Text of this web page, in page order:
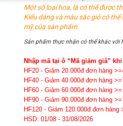
Một số loại hoa, lá có thể được
Kiểu dáng và màu sắc giỏ có
mỹ của sản phẩm.
Sản phẩm thực nhận có thể khác
Nhập mã tại ô “Mã giảm giá”
HF20 - Giảm 20.000đ đơn hàng
HF40 - Giảm 40.000đ đơn hàng
HF60 - Giảm 60.000đ đơn hàng
HF90 - Giảm 90.000đ đơn hàng
HF120 - Giảm 120.000đ đơn hàng
HSD: 01/08 - 31/08/2026